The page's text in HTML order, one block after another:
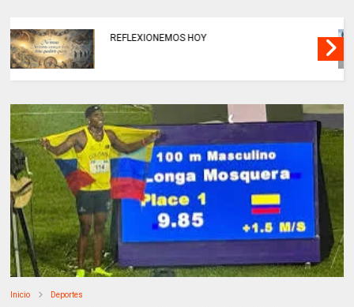
CINCO EXTRADITADOS a Estados Unidos.
Inicio Deportes